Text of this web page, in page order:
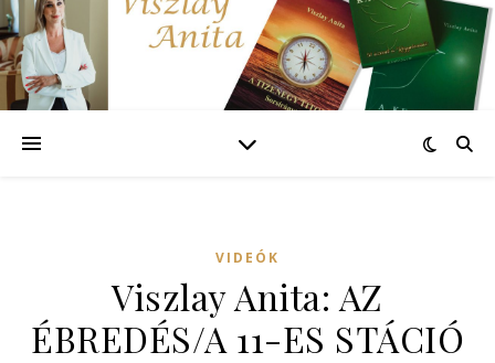
VIDEÓK
Viszlay Anita: AZ
ÉBREDÉS/A 11-ES STÁCIÓ